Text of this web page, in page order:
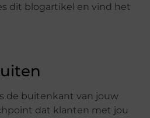
dit blogartikel en vind het
de buitenkant van jouw
dat klanten met jou